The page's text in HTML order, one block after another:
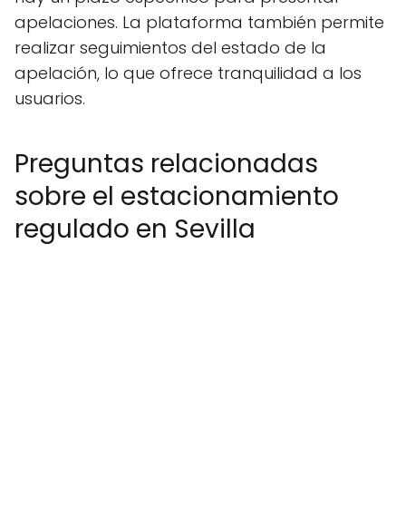
apelaciones. La plataforma también permite
realizar seguimientos del estado de la
apelación, lo que ofrece tranquilidad a los
usuarios.
Preguntas relacionadas
sobre el estacionamiento
regulado en Sevilla